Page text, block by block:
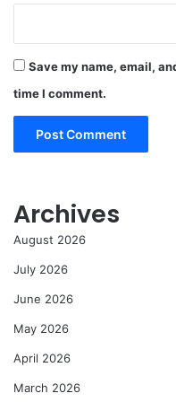
Save my name, email,
time I comment.
Archives
August 2026
July 2026
June 2026
May 2026
April 2026
March 2026